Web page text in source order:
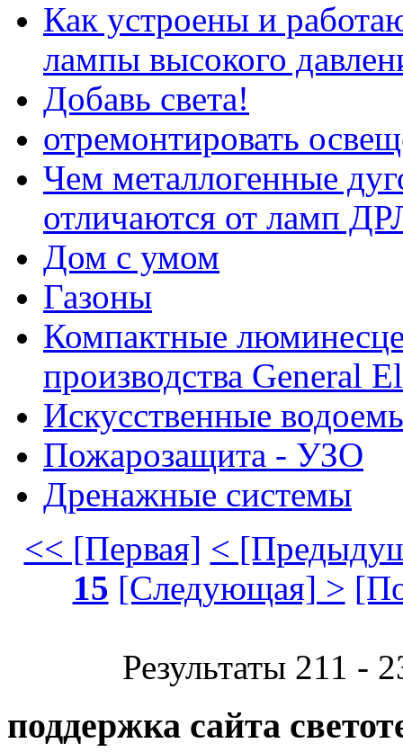
Как устроены и
лампы высокого
Добавь света!
отремонтировать
Чем металлогенные
отличаются от ламп
Дом с умом
Газоны
Компактные
производства General
Искусственные
Пожарозащита - УЗО
Дренажные системы
<< [Первая] <
15 [Следующая] >
Результаты 211 -
поддержка сайта